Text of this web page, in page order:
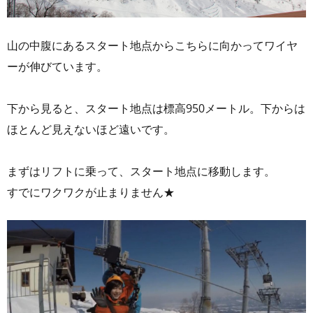
山の中腹にあるスタート地点からこちらに向かってワイヤ
ーが伸びています。
下から見ると、スタート地点は標高950メートル。下からは
ほとんど見えないほど遠いです。
まずはリフトに乗って、スタート地点に移動します。
すでにワクワクが止まりません★